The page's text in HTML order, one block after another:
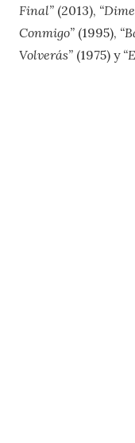
Final” (2013),
Conmigo” (1995),
Volverás” (1975) y